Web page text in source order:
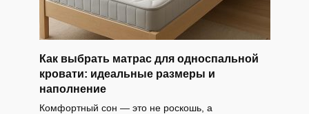
Как выбрать матрас для односпальной
кровати: идеальные размеры и
наполнение
Комфортный сон — это не роскошь, а